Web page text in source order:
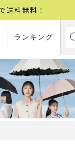
送料無料！
ランキング